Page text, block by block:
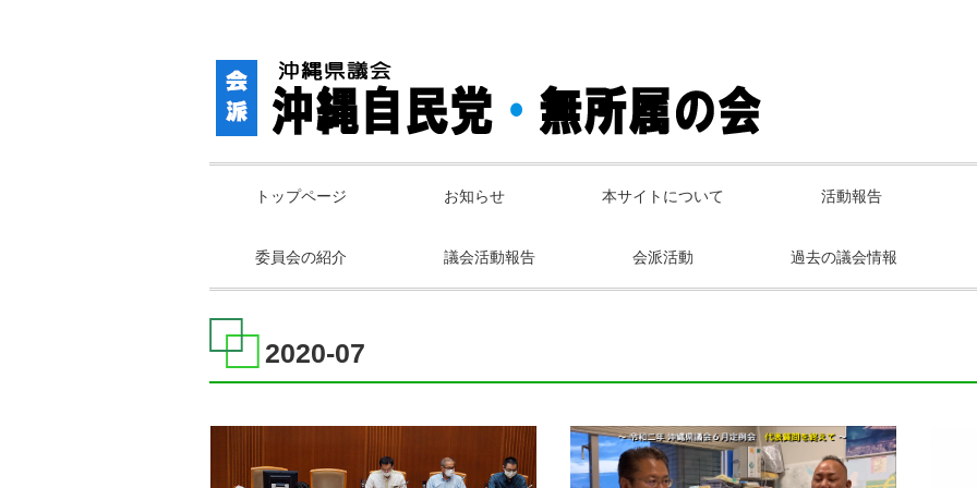
トップページ お知らせ 本サイトについて 活動報告
委員会の紹介 議会活動報告 会派活動 過去の議会情報
2020-07